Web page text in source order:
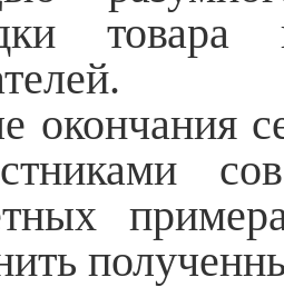
товара
окончания